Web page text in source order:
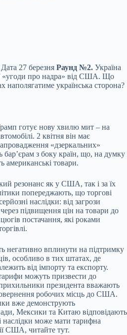
27 березня Раунд №2. Україна
«угоди про надра» від США. Що
наполягатиме українська сторона?
готує нову хвилю мит – на
2 квітня він має
«дзеркальних»
бар’єрам з боку країн, що, на думку
товари.
резонанс як у США, так і за їх
попереджають, що торгові
наслідки: від загрози
через підвищення цін на товари до
постачання, які роками
негативно вплинути на підтримку
особливо в тих штатах, де
від імпорту та експорту.
можуть призвести до
президента вважають
робочих місць до США.
вже демонструють
Мексики та Китаю відповідають
наслідки може мати тарифна
США, читайте тут.